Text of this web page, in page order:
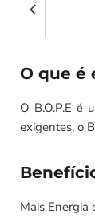
O que é
O B.O.P.E é
exigentes, o
Mais Energia